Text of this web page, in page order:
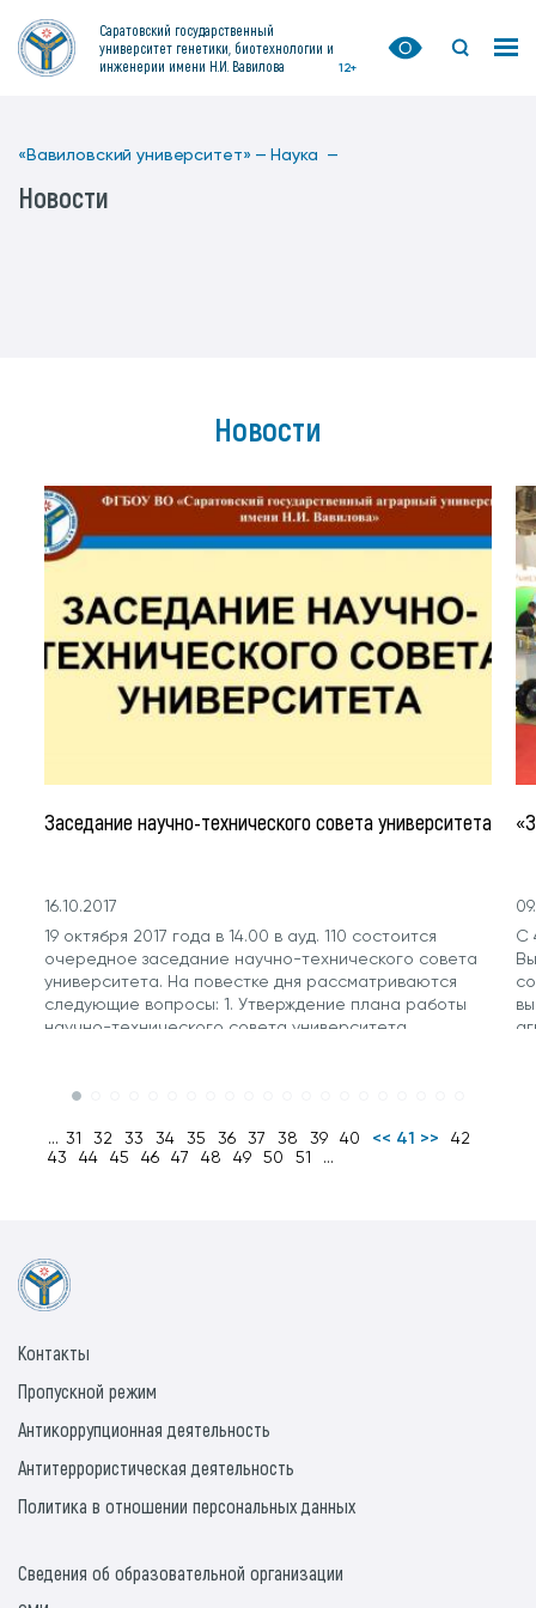
Саратовский государственный
университет генетики, биотехнологии и
инженерии имени Н.И. Вавилова
12+
«Вавиловский университет» — Наука —
Новости
Новости
Заседание научно-технического совета университета
16.10.2017
19 октября 2017 года в 14.00 в ауд. 110 состоится
очередное заседание научно-технического совета
университета. На повестке дня рассматриваются
следующие вопросы: 1. Утверждение плана работы
научно-технического совета университета...
С
... 31 32 33 34 35 36 37 38 39 40 << 41 >>
42
43
44 45 46 47 48 49 50 51 ...
Контакты
Пропускной режим
Антикоррупционная деятельность
Антитеррористическая деятельность
Политика в отношении персональных данных
Сведения об образовательной организации